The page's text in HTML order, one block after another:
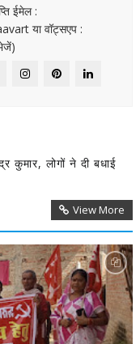
ईमेल :
या वॉट्सएप :
कुमार, लोगों ने दी बधाई
View More